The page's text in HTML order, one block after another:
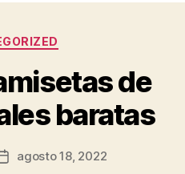
Categorías
de
baratas
Fechaagosto 18, 2022